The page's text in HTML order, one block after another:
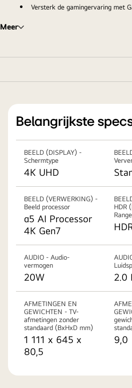
Versterk de gamingervaring met
Meer
Belangrijkste
BEELD (DISPLAY) -
Schermtype
4K UHD
BEELD (VERWERKING) -
Beeld processor
α5 AI Processor
4K Gen7
HDR
AUDIO - Audio-
vermogen
20W 2.0
AFMETINGEN EN
GEWICHTEN - TV-
afmetingen zonder
standaard (BxHxD mm)
1 111 x 645 x
80,5
9,0